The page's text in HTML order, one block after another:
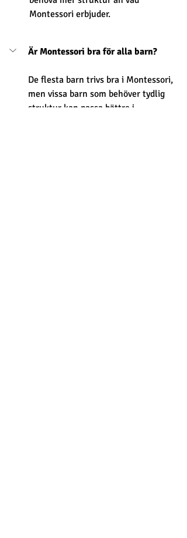
Montessori erbjuder.
Är Montessori bra för alla barn?
De flesta barn trivs bra i Montessori,
men vissa barn som behöver tydlig
struktur kan passa bättre i